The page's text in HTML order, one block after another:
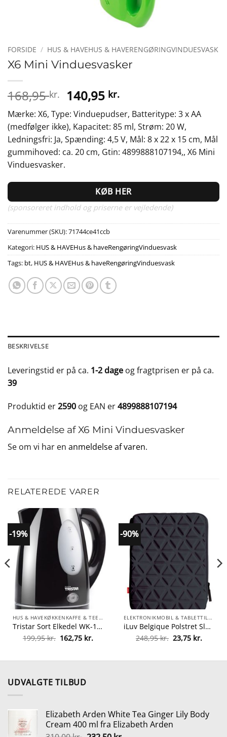
FORSIDE / HUS & HAVEHUS & HAVERENGØRINGVINDUESVASK
X6 Mini Vinduesvasker
168,95kr. Den
oprindelige
pris
var:
168,95 kr..
140,95 kr.Den
aktuelle
pris
er:
140,95 kr..
Mærke: X6, Type: Vinduepudser, Batteritype: 3 x AA
(medfølger ikke), Kapacitet: 85 ml, Strøm: 20 W,
Ledningsfri: Ja, Spænding: 4,5 V, Mål: 8 x 22 x 15 cm, Mål
gummihoved: ca. 20 cm, Gtin: 4899888107194,, X6 Mini
Vinduesvasker.
KØB HER
(sponsoreret indhold og priserne er vejledende)
Varenummer (SKU):71744ce41ccb
Kategori: HUS & HAVEHus & haveRengøringVinduesvask
Tags: bt, HUS & HAVEHus & haveRengøringVinduesvask
BESKRIVELSE
Leveringstid er på ca. 1-2 dage og fragtprisen er på ca.
39
Produktid er2590 og EAN er4899888107194
Anmeldelse af X6 Mini Vinduesvasker
Se om vi har en anmeldelse af varen.
RELATEREDE VARER
-19%
HUS & HAVEKØKKENKAFFE & TEELKEDLER
Tristar Sort Elkedel WK-1335 1,5 L
199,95kr. Den
oprindelige
199,95 kr..
162,75 kr.
aktuelle
162,75 kr..
-90%
ELEKTRONIKMOBIL & TABLETTILBEHØRCOVERS, SKÆRMBESKYTTELSE & HOLDERETABLET COVERS
iLuv Belgique Polstret Sleeve iPad Mini
248,95kr. Den
oprindelige
248,95 kr..
23,75 kr.
23,75
UDVALGTE TILBUD
Elizabeth Arden White Tea Ginger Lily Body
Cream 400 ml fra Elizabeth Arden